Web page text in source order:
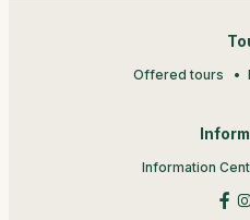
Offered tours
Information